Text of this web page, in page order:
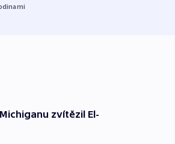
zvítězil El-